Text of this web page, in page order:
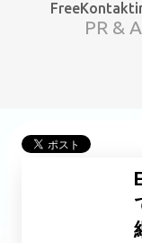
スキップし
PR &